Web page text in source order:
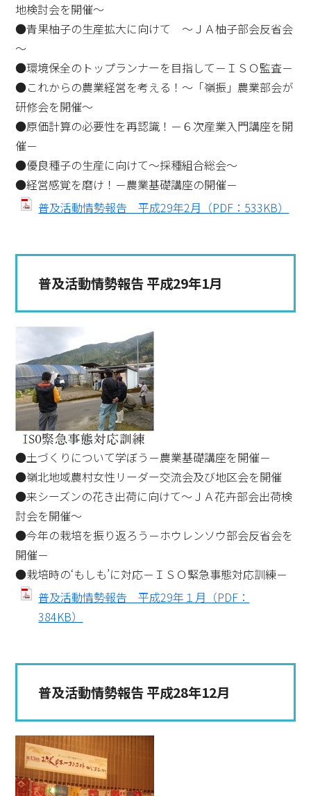
地検討会を開催～
●青果柚子の生産拡大に向けて ～ＪＡ柚子部会反省会
～
●環境保全のトップランナーを目指して－ＩＳＯ監査－
●これからの農業経営を考える！～「嶺振」農業部会が
研修会を開催～
●原価計算の必要性を再認識！－６次産業入門講座を開
催－
●優良種子の生産に向けて～採種組合総会～
●経営感覚を磨け！－農業基礎講座の開催－
普及活動情勢報告 平成29年2月（PDF：533KB）
普及活動情勢報告 平成29年1月
●土づくりについて学ぼう－農業基礎講座を開催－
●嶺北地域農村女性リーダー交流会及び地区会を開催
●来シーズンの花き出荷に向けて～ＪＡ花卉部会出荷検
討会を開催～
●今年の栽培を振り返ろう－ホウレンソウ部会反省会を
開催－
●栽培時の‘もしも’に対応－ＩＳＯ緊急事態対応訓練－
普及活動情勢報告 平成29年１月（PDF：
384KB）
普及活動情勢報告 平成28年12月